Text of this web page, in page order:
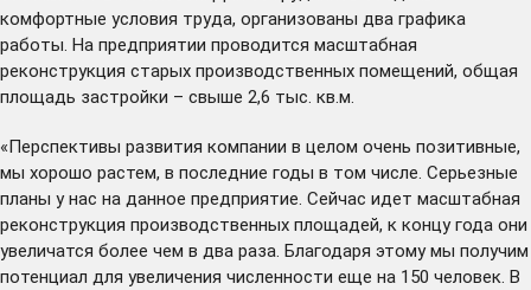
комфортные условия труда, организованы два графика
работы. На предприятии проводится масштабная
реконструкция старых производственных помещений, общая
площадь застройки – свыше 2,6 тыс. кв.м.
«Перспективы развития компании в целом очень позитивные,
мы хорошо растем, в последние годы в том числе. Серьезные
планы у нас на данное предприятие. Сейчас идет масштабная
реконструкция производственных площадей, к концу года они
увеличатся более чем в два раза. Благодаря этому мы получим
потенциал для увеличения численности еще на 150 человек. В